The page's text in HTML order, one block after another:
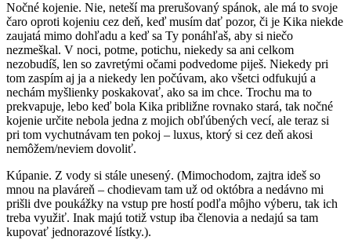
Nočné kojenie. Nie, neteší ma prerušovaný spánok, ale má to svoje
čaro oproti kojeniu cez deň, keď musím dať pozor, či je Kika niekde
zaujatá mimo dohľadu a keď sa Ty ponáhľaš, aby si niečo
nezmeškal. V noci, potme, potichu, niekedy sa ani celkom
nezobudíš, len so zavretými očami podvedome piješ. Niekedy pri
tom zaspím aj ja a niekedy len počúvam, ako všetci odfukujú a
nechám myšlienky poskakovať, ako sa im chce. Trochu ma to
prekvapuje, lebo keď bola Kika približne rovnako stará, tak nočné
kojenie určite nebola jedna z mojich obľúbených vecí, ale teraz si
pri tom vychutnávam ten pokoj – luxus, ktorý si cez deň akosi
nemôžem/neviem dovoliť.
Kúpanie. Z vody si stále unesený. (Mimochodom, zajtra ideš so
mnou na plaváreň – chodievam tam už od októbra a nedávno mi
prišli dve poukážky na vstup pre hostí podľa môjho výberu, tak ich
treba využiť. Inak majú totiž vstup iba členovia a nedajú sa tam
kupovať jednorazové lístky.).